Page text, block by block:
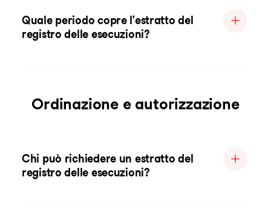
Quale periodo copre l'estratto del
registro delle esecuzioni?
Ordinazione e autorizzazione
Chi può richiedere un estratto del
registro delle esecuzioni?